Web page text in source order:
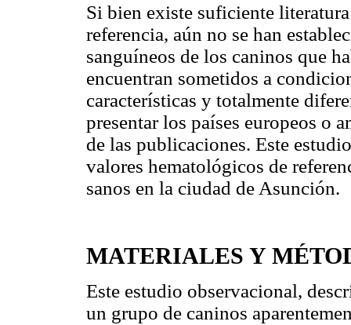
Si bien existe suficiente
referencia, aún no se han
sanguíneos de los caninos que
encuentran sometidos a
características y totalmente
presentar los países europeos o
de las publicaciones. Este
valores hematológicos de
sanos en la ciudad de Asunción.
MATERIALES Y
Este estudio observacional,
un grupo de caninos